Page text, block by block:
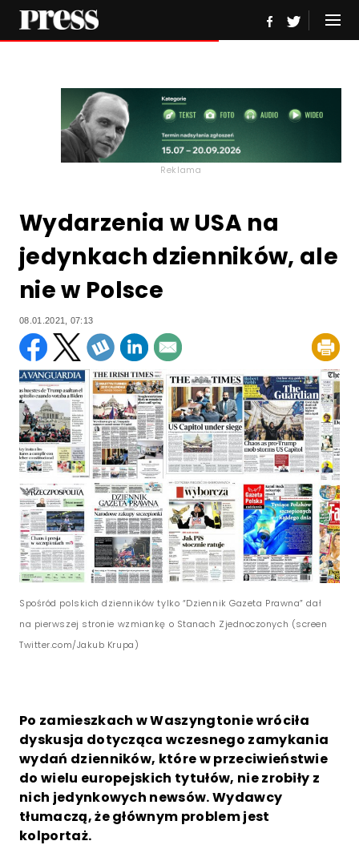
Reklama
Wydarzenia w USA na
jedynkach dzienników, ale
nie w Polsce
08.01.2021, 07:13
Spośród polskich dzienników tylko “Dziennik Gazeta Prawna” dał
na pierwszej stronie wzmiankę o Stanach Zjednoczonych (screen
Twitter.com/Jakub Krupa)
Po zamieszkach w Waszyngtonie wróciła
dyskusja dotycząca wczesnego zamykania
wydań dzienników, które w przeciwieństwie
do wielu europejskich tytułów, nie zrobiły z
nich jedynkowych newsów. Wydawcy
tłumaczą, że głównym problem jest
kolportaż.